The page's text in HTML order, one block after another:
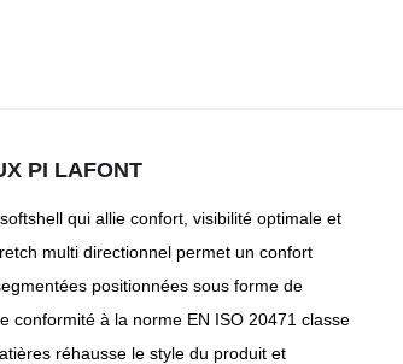
PI LAFONT
qui allie confort, visibilité optimale et
multi directionnel permet un confort
positionnées sous forme de
conformité à la norme EN ISO 20471 classe
réhausse le style du produit et